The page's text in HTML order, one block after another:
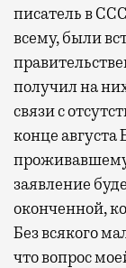
писатель в
всему, были
получил на
связи с
конце
заявление
оконченной,
Без всякого
что вопрос